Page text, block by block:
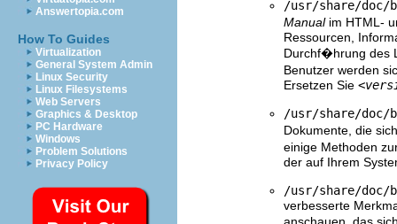
Answertopia.com
How To Guides
Virtualization
General System Admin
Linux Security
Linux Filesystems
Web Servers
Graphics & Desktop
PC Hardware
Windows
Problem Solutions
Privacy Policy
/usr/share/doc/
Manualim HTML-
Ressourcen,
Durchf�hrung des
Benutzer werden
Ersetzen Sie
/usr/share/doc/
Dokumente, die
einige Methoden
der auf Ihrem
/usr/share/doc/
verbesserte
anschauen, das